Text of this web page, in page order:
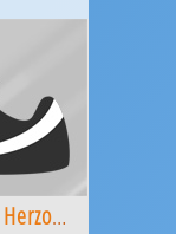
Stadtführung - Wo einst der Herzog residierte